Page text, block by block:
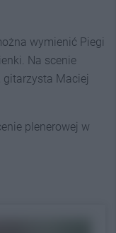
wymienić Piegi
Na scenie
Maciej
plenerowej w